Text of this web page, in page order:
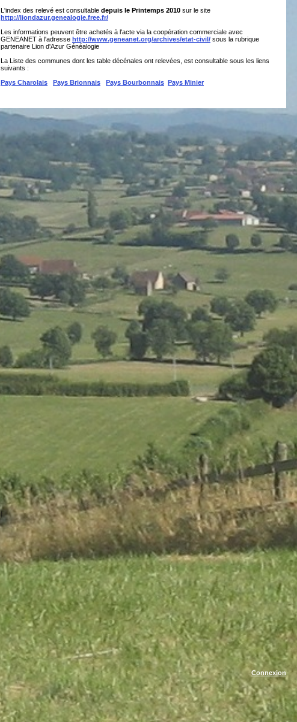
L'index des relevé est consultable depuis le Printemps 2010 sur le site
http://liondazur.genealogie.free.fr/
Les informations peuvent être achetés à l'acte via la coopération commerciale avec
GENEANET à l'adresse http://www.geneanet.org/archives/etat-civil/ sous la rubrique
partenaire Lion d'Azur Généalogie
La Liste des communes dont les table décénales ont relevées, est consultable sous les liens
suivants :
Pays Charolais
Pays Brionnais Pays Bourbonnais Pays Minier
Connexion